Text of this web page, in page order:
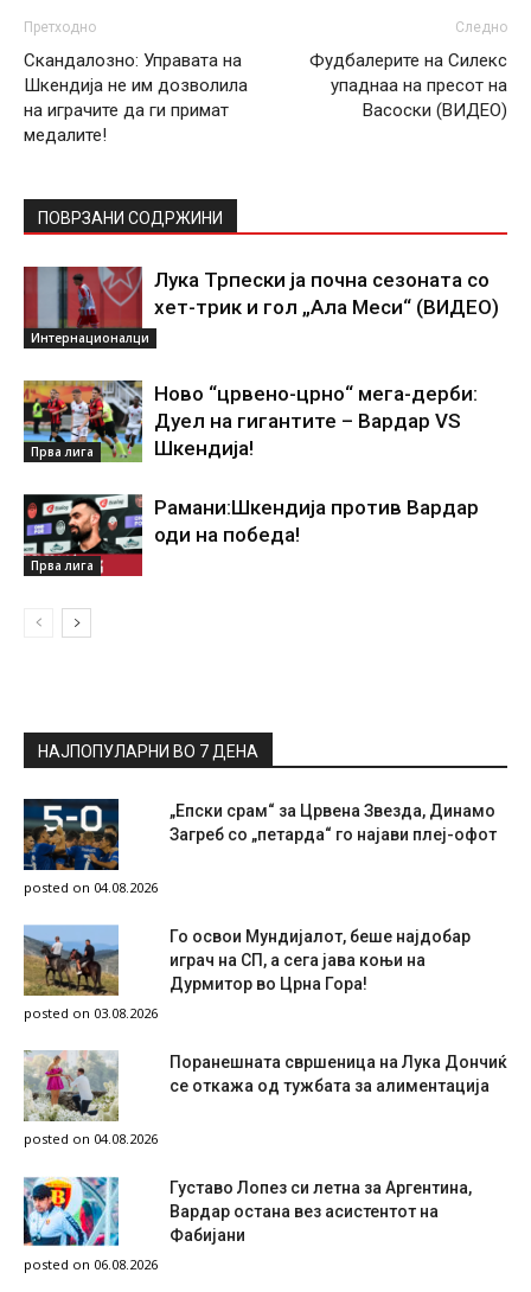
Претходно
Скандалозно: Управата на
Шкендија не им дозволила
на играчите да ги примат
медалите!
Следно
Фудбалерите на Силекс
упаднаа на пресот на
Васоски (ВИДЕО)
ПОВРЗАНИ СОДРЖИНИ
Интернационалци
Лука Трпески ја почна сезоната со
хет-трик и гол „Ала Меси“ (ВИДЕО)
Прва лига
Ново “црвено-црно“ мега-дерби:
Дуел на гигантите – Вардар VS
Шкендија!
Прва лига
Рамани:Шкендија против Вардар
оди на победа!
НАЈПОПУЛАРНИ ВО 7 ДЕНА
„Епски срам“ за Црвена Звезда, Динамо
Загреб со „петарда“ го најави плеј-офот
posted on 04.08.2026
Го освои Мундијалот, беше најдобар
играч на СП, а сега јава коњи на
Дурмитор во Црна Гора!
posted on 03.08.2026
Поранешната свршеница на Лука Дончиќ
се откажа од тужбата за алиментација
posted on 04.08.2026
Густаво Лопез си летна за Аргентина,
Вардар остана вез асистентот на
Фабијани
posted on 06.08.2026